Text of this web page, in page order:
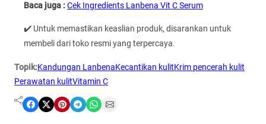
Baca juga :Cek Ingredients Lanbena Vit C Serum
✔️ Untuk memastikan keaslian produk, disarankan untuk
membeli dari toko resmi yang terpercaya.
Topik:Kandungan LanbenaKecantikan kulitKrim pencerah kulit
Perawatan kulitVitamin C
Share on Facebook Share on X Share on Pinterest Share on Telegram Share on WhatsApp Share on Email